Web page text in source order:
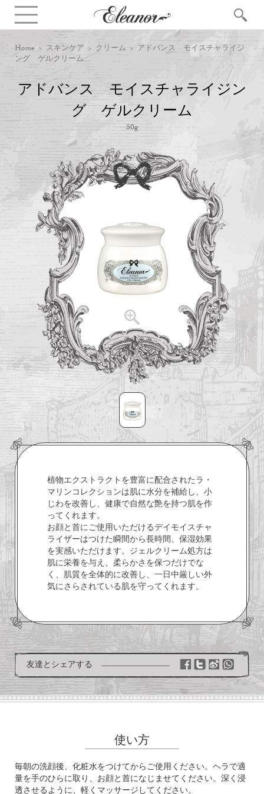
Home > スキンケア > クリーム > アドバンス モイスチャライジ
ング ゲルクリーム
アドバンス モイスチャライジン
グ ゲルクリーム
50g
植物エクストラクトを豊富に配合されたラ・
マリンコレクションは肌に水分を補給し、小
じわを改善し、健康で自然な艶を持つ肌を作
ってくれます。
お顔と首にご使用いただけるデイモイスチャ
ライザーはつけた瞬間から長時間、保湿効果
を実感いただけます。ジェルクリーム処方は
肌に栄養を与え、柔らかさを保つだけでな
く、肌質を全体的に改善し、一日中厳しい外
気にさらされている肌を守ってくれます。
友達とシェアする
使い方
毎朝の洗顔後、化粧水をつけてからご使用ください。ヘラで適
量を手のひらに取り、お顔と首になじませてください。深く浸
透させるように、軽くマッサージしてください。